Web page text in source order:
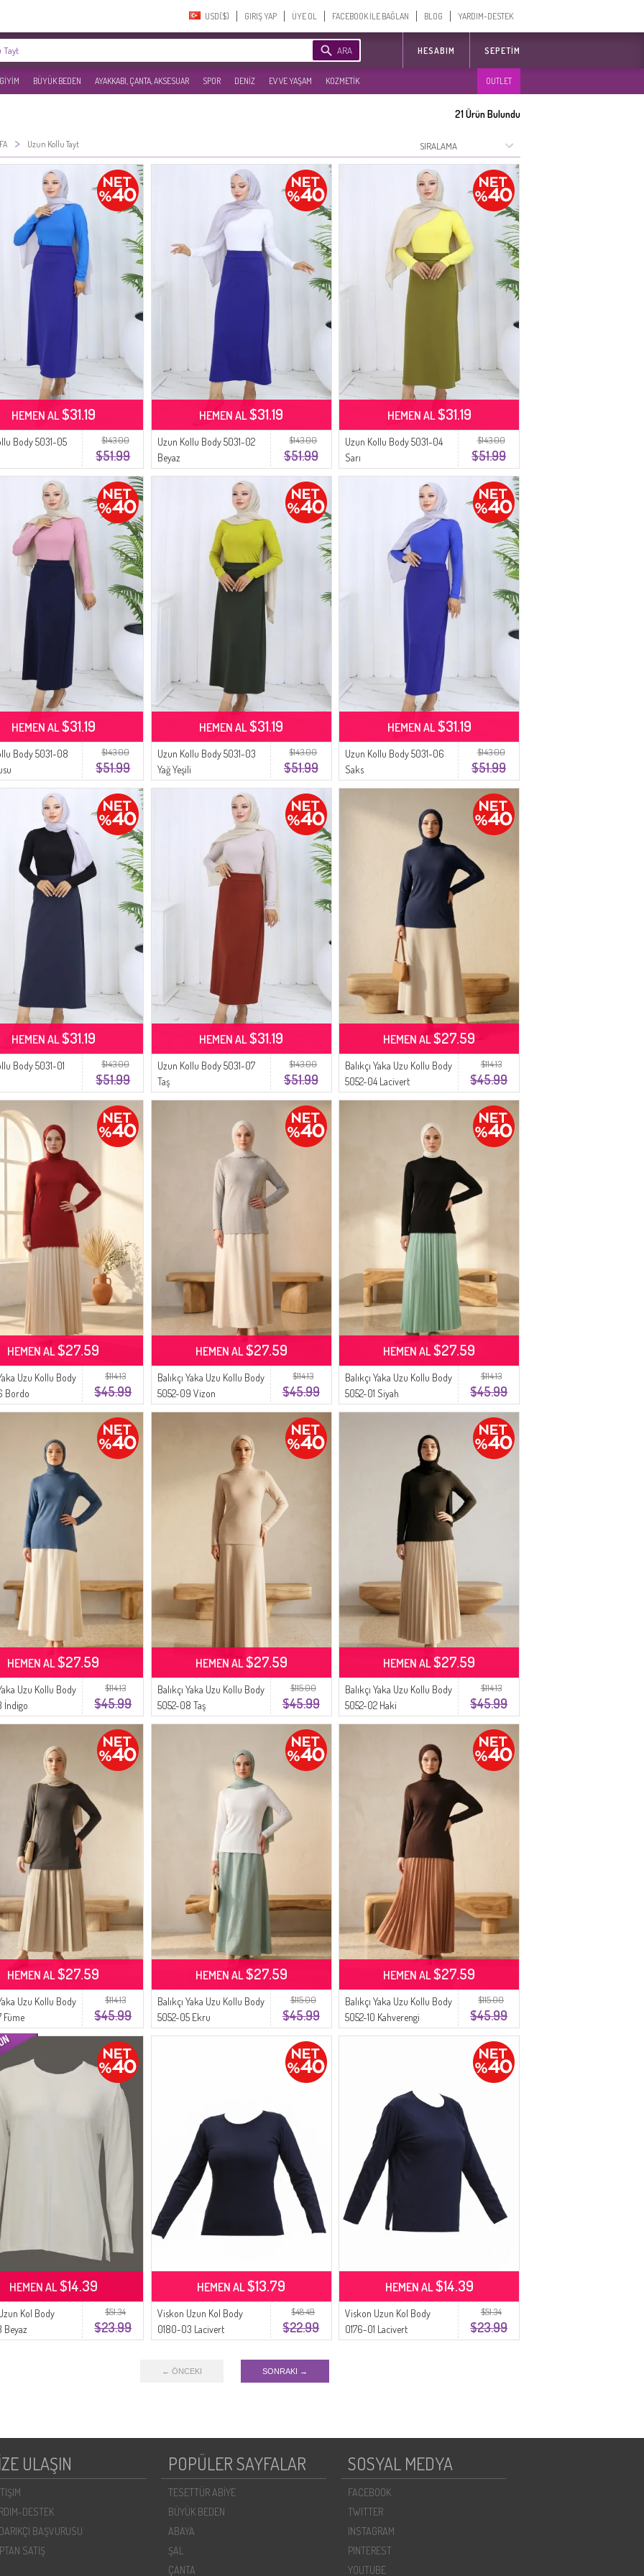
USD($)‎ GIRIŞ YAP ÜYE OL FACEBOOK İLE BAĞLAN BLOG YARDIM-DESTEK
ARA HESABIM SEPETIM
BÜYÜK BEDEN AYAKKABI, ÇANTA, AKSESUAR SPOR DENİZ EV VE YAŞAM KOZMETİK OUTLET
21Ürün Bulundu
> Uzun Kollu Tayt
$143.00
$51.99
Body 5031-05
HEMEN AL$31.19
$143.00
$51.99
Uzun Kollu Body 5031-02
Beyaz
HEMEN AL$31.19
$143.00
$51.99
Uzun Kollu Body 5031-04
Sarı
HEMEN AL$31.19
$143.00
$51.99
Body 5031-08
HEMEN AL$31.19
$143.00
$51.99
Uzun Kollu Body 5031-03
Yağ Yeşili
HEMEN AL$31.19
$143.00
$51.99
Uzun Kollu Body 5031-06
Saks
HEMEN AL$31.19
$143.00
$51.99
Body 5031-01
HEMEN AL$31.19
$143.00
$51.99
Uzun Kollu Body 5031-07
Taş
HEMEN AL$31.19
$114.13
$45.99
Balıkçı Yaka Uzu Kollu Body
5052-04 Lacivert
HEMEN AL$27.59
$114.13
$45.99
Uzu Kollu Body
Bordo
HEMEN AL$27.59
$114.13
$45.99
Balıkçı Yaka Uzu Kollu Body
5052-09 Vizon
HEMEN AL$27.59
$114.13
$45.99
Balıkçı Yaka Uzu Kollu Body
5052-01 Siyah
HEMEN AL$27.59
$114.13
$45.99
Uzu Kollu Body
İndigo
HEMEN AL$27.59
$115.00
$45.99
Balıkçı Yaka Uzu Kollu Body
5052-08 Taş
HEMEN AL$27.59
$114.13
$45.99
Balıkçı Yaka Uzu Kollu Body
5052-02 Haki
HEMEN AL$27.59
$114.13
$45.99
Uzu Kollu Body
Füme
HEMEN AL$27.59
$115.00
$45.99
Balıkçı Yaka Uzu Kollu Body
5052-05 Ekru
HEMEN AL$27.59
$115.00
$45.99
Balıkçı Yaka Uzu Kollu Body
5052-10 Kahverengi
HEMEN AL$27.59
$51.34
$23.99
Kol Body
Beyaz
HEMEN AL$14.39
$48.49
$22.99
Viskon Uzun Kol Body
0180-03 Lacivert
HEMEN AL$13.79
$51.34
$23.99
Viskon Uzun Kol Body
0176-01 Lacivert
HEMEN AL$14.39
← ÖNCEKI SONRAKI →
ULAŞIN
DESTEK
BAŞVURUSU
SATIŞ
POPÜLER SAYFALAR
TESETTÜR ABİYE
BÜYÜK BEDEN
ABAYA
ŞAL
ÇANTA
SOSYAL MEDYA
FACEBOOK
TWITTER
INSTAGRAM
PINTEREST
YOUTUBE